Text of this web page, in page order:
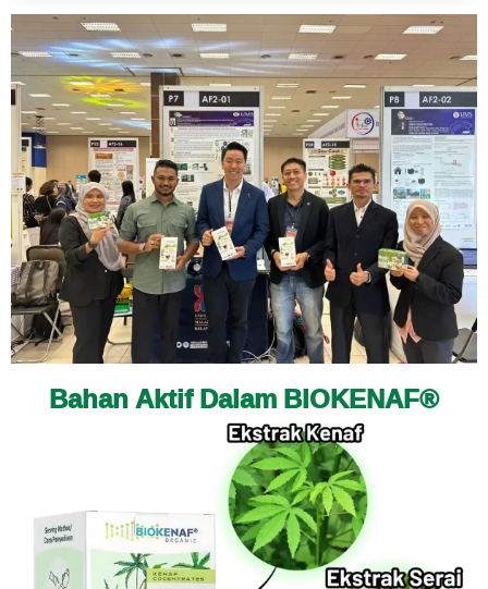
Bahan Aktif Dalam BIOKENAF®